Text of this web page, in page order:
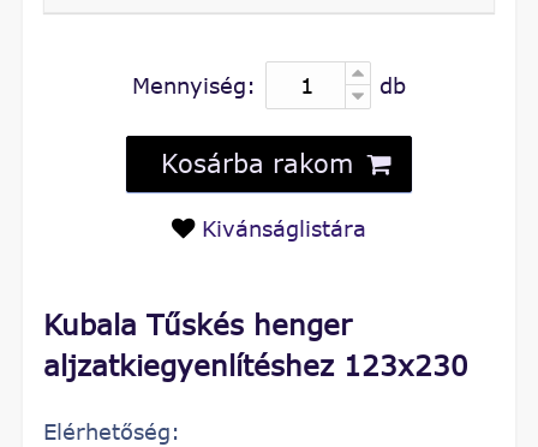
Kubala Tűskés henger
aljzatkiegyenlítéshez 123x230
Elérhetőség:
Mennyiség: db
Kosárba rakom
Kivánságlistára